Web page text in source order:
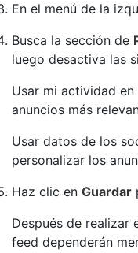
En el menú de la
Busca la sección de
luego desactiva las
Usar mi actividad
anuncios más
Usar datos de los
personalizar los
Haz clic en Guardar
Después de realizar
feed dependerán